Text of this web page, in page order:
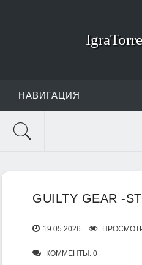
НАВИГАЦИЯ
GUILTY GEAR -
19.05.2026
КОММЕНТЫ: 0